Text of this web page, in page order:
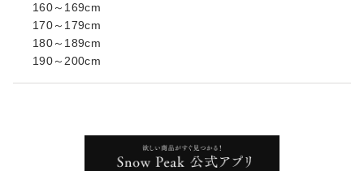
160～169cm
170～179cm
180～189cm
190～200cm